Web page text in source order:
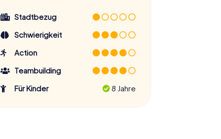
Stadtbezug
Schwierigkeit
Action
Teambuilding
Für Kinder
8 Jahre